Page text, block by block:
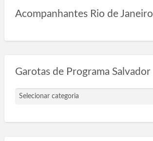
Acompanhantes Rio de Janeiro
Garotas de Programa Salvador
o